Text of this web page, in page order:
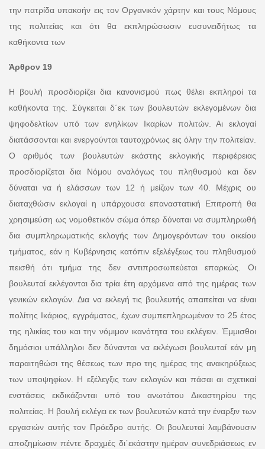
την πατρίδα υπακοήν εις τον Οργανικόν χάρτην και τους Νόμους
της πολιτείας και ότι θα εκπληρώσωσιν ευσυνειδήτως τα
καθήκοντα των
Άρθρον 19
Η βουλή προσδιορίζει δια κανονισμού πως θέλει εκπληροί τα
καθήκοντα της. Σύγκειται δ΄εκ των βουλευτών εκλεγομένων δια
ψηφοδελτίων υπό των ενηλίκων Ικαρίων πολιτών. Αι εκλογαί
διατάσσονται και ενεργούνται ταυτοχρόνως εις όλην την πολιτείαν.
Ο αριθμός των βουλευτών εκάστης εκλογικής περιφέρειας
προσδιορίζεται δια Νόμου αναλόγως του πληθυσμού και δεν
δύναται να ή ελάσσων των 12 ή μείζων των 40. Μέχρις ου
διαταχθώσιν εκλογαί η υπάρχουσα επαναστατική Επιτροπή θα
χρησιμεύση ως νομοθετικόν σώμα όπερ δύναται να συμπληρωθή
δια συμπληρωματικής εκλογής των Δημογερόντων του οικείου
τμήματος, εάν η Κυβέρνησις κατόπιν εξελέγξεως του πληθυσμού
πεισθή ότι τμήμα της δεν σντιπροσωπεύεται επαρκώς. Οι
βουλευταί εκλέγονται δια τρία έτη αρχόμενα από της ημέρας των
γενικών εκλογών. Δια να εκλεγή τις βουλευτής απαιτείται να είναι
πολίτης Ικάριος, εγγράματος, έχων συμπεπληρωμένον το 25 έτος
της ηλικίας του και την νόμιμον ικανότητα του εκλέγειν. Έμμισθοι
δημόσιοι υπάλληλοι δεν δύνανται να εκλέγωσι βουλευταί εάν μη
παραιτηθώσι της θέσεως των προ της ημέρας της ανακηρύξεως
των υποψηφίων. Η εξέλεγξις των εκλογών και πάσαι αι σχετικαί
ενστάσεις εκδικάζονται υπό του ανωτάτου Δικαστηρίου της
πολιτείας. Η βουλή εκλέγει εκ των βουλευτών κατά την έναρξιν των
εργασιών αυτής τον Πρόεδρο αυτής. Οι βουλευταί λαμβάνουσιν
αποζημίωσιν πέντε δραχμές δι΄εκάστην ημέραν συνεδριάσεως εν